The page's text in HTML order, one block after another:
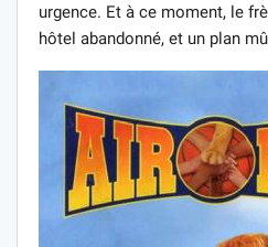
urgence. Et à ce moment, le
hôtel abandonné, et un plan